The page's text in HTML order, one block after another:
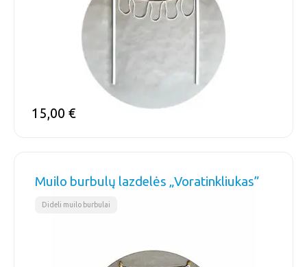
15,00 €
Muilo burbulų lazdelės „Voratinkliukas”
Dideli muilo burbulai